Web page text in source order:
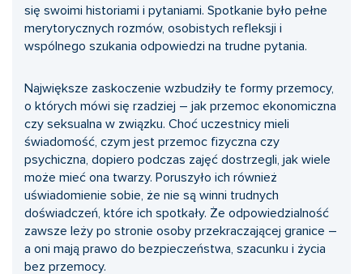
się swoimi historiami i pytaniami. Spotkanie było pełne
merytorycznych rozmów, osobistych refleksji i
wspólnego szukania odpowiedzi na trudne pytania.
Największe zaskoczenie wzbudziły te formy przemocy,
o których mówi się rzadziej – jak przemoc ekonomiczna
czy seksualna w związku. Choć uczestnicy mieli
świadomość, czym jest przemoc fizyczna czy
psychiczna, dopiero podczas zajęć dostrzegli, jak wiele
może mieć ona twarzy. Poruszyło ich również
uświadomienie sobie, że nie są winni trudnych
doświadczeń, które ich spotkały. Że odpowiedzialność
zawsze leży po stronie osoby przekraczającej granice –
a oni mają prawo do bezpieczeństwa, szacunku i życia
bez przemocy.